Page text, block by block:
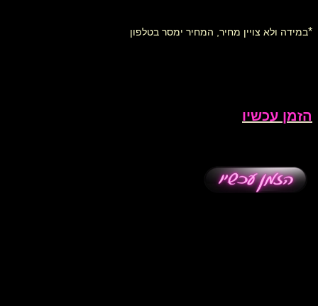
*במידה ולא צויין מחיר, המחיר ימסר בטלפון
הזמן עכשיו